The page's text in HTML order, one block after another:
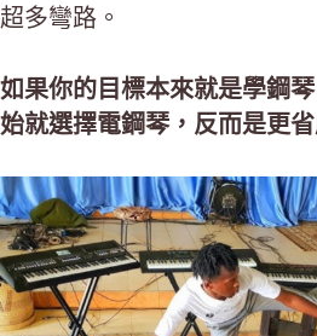
超多彎路。
如果你的目標本來就是學鋼
始就選擇電鋼琴，反而是更